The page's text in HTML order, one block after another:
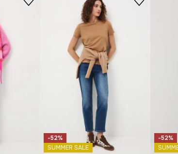
-52%
SUMMER SALE
-52%